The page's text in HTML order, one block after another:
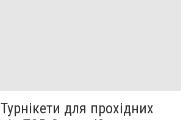
Турнікети для прохідних